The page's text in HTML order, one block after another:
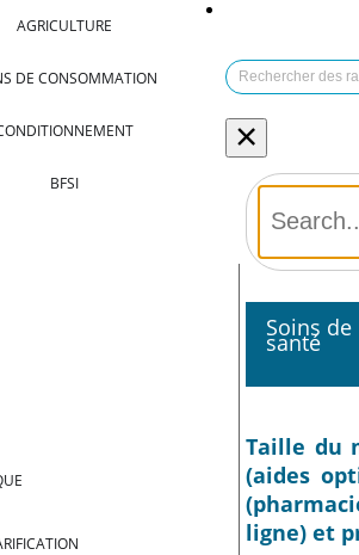
AGRICULTURE
DE CONSOMMATION
BFSI
×
Soins de
santé
Taille du
(aides
ligne) et